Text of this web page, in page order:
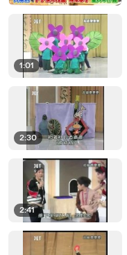
1:01
2:30
2:41